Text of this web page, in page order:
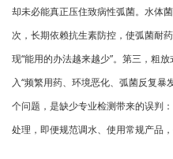
却未必能真正压住致病性弧菌。水体
次，长期依赖抗生素防控，使弧菌耐
现“能用的办法越来越少”。第三，粗
入“频繁用药、环境恶化、弧菌反复暴
个问题，是缺少专业检测带来的误判
处理，即便规范调水、使用常规产品